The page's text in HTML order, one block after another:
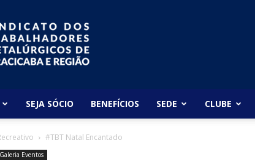
Sindicato
dos
Metalúrgicos
de
RegiãoSEJA SÓCIO BENEFÍCIOS SEDE CLUBE
#TBT Natal Encantado
Galeria Eventos